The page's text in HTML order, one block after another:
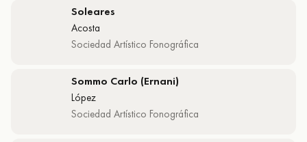
Soleares
Acosta
Sociedad Artístico Fonográfica
Sommo Carlo (Ernani)
López
Sociedad Artístico Fonográfica